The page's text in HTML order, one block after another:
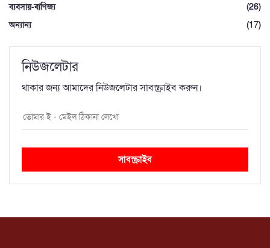
ব্যবসায়-বাণিজ্য
(26)
অন্যান্য
(17)
নিউজলেটার
থাকার জন্য আমাদের নিউজলেটার সাবস্ক্রাইব করুন।
সাবস্ক্রাইব